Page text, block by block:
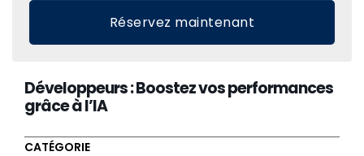
Développeurs : Boostez vos performances
grâce à l’IA
CATÉGORIE
Réservez maintenant